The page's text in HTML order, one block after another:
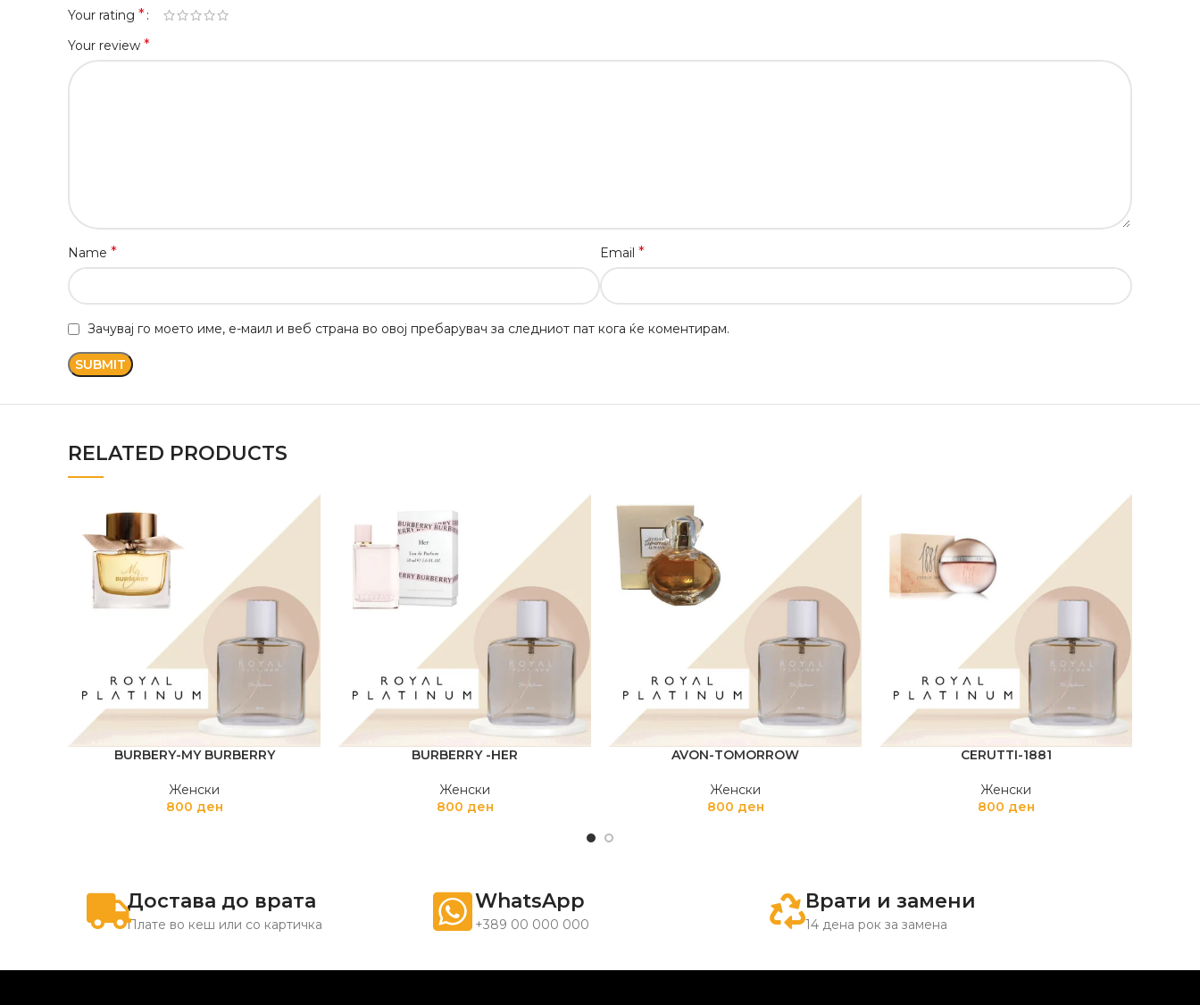
Your rating *
Your review *
Name * Email *
Зачувај го моето име, е-маил и веб страна во овој пребарувач за следниот пат кога ќе коментирам.
RELATED PRODUCTS
BURBERY-MY BURBERRY
Женски
800 ден
BURBERRY -HER
Женски
800 ден
AVON-TOMORROW
Женски
800 ден
CERUTTI-1881
Женски
800 ден
Достава до врата
Плате во кеш или со картичка
WhatsApp
+389 00 000 000
Врати и замени
14 дена рок за замена